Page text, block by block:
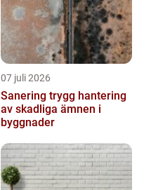
07 juli 2026
Sanering trygg hantering
av skadliga ämnen i
byggnader